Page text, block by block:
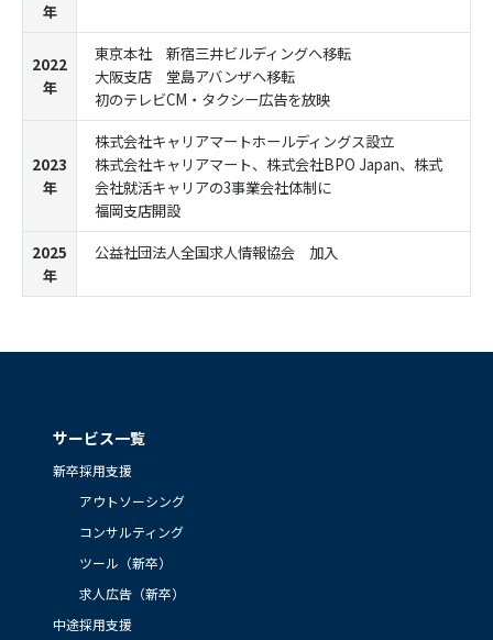
年
2022
年
東京本社 新宿三井ビルディングへ移転
大阪支店 堂島アバンザへ移転
初のテレビCM・タクシー広告を放映
2023
年
株式会社キャリアマートホールディングス設立
株式会社キャリアマート、株式会社BPO Japan、株式
会社就活キャリアの3事業会社体制に
福岡支店開設
2025
年
公益社団法人全国求人情報協会 加入
サービス一覧
新卒採用支援
アウトソーシング
コンサルティング
ツール（新卒）
求人広告（新卒）
中途採用支援